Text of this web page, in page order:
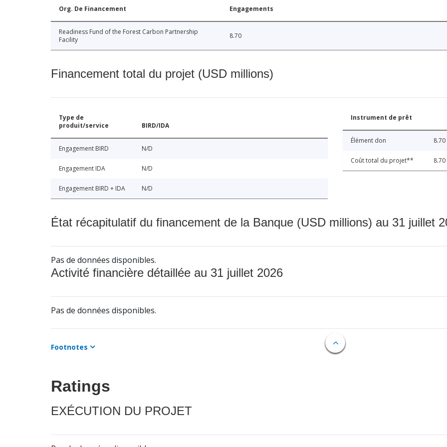
Org. De Financement Engagements
Readiness Fund of the Forest Carbon Partnership
Facility
8.70
Financement total du projet (USD millions)
Type de
produit/service
BIRD/IDA
Engagement BIRD N/D
Engagement IDA N/D
Engagement BIRD + IDA N/D
Instrument de prêt
Élément don 8.70
Coût total du projet** 8.70
État récapitulatif du financement de la Banque (USD millions) au 31 juillet
Pas de données disponibles.
Activité financière détaillée au 31 juillet 2026
Pas de données disponibles.
Footnotes
Ratings
EXÉCUTION DU PROJET